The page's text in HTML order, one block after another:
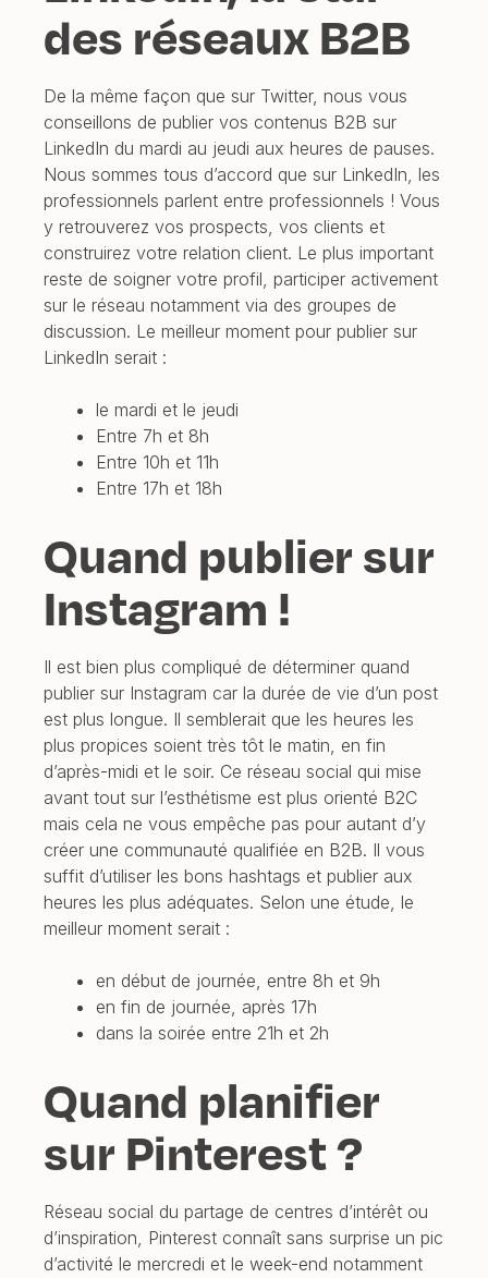
des réseaux B2B
De la même façon que sur Twitter, nous vous
conseillons de publier vos contenus B2B sur
LinkedIn du mardi au jeudi aux heures de pauses.
Nous sommes tous d’accord que sur LinkedIn, les
professionnels parlent entre professionnels ! Vous
y retrouverez vos prospects, vos clients et
construirez votre relation client. Le plus important
reste de soigner votre profil, participer activement
sur le réseau notamment via des groupes de
discussion. Le meilleur moment pour publier sur
LinkedIn serait :
le mardi et le jeudi
Entre 7h et 8h
Entre 10h et 11h
Entre 17h et 18h
Quand publier sur
Instagram !
Il est bien plus compliqué de déterminer quand
publier sur Instagram car la durée de vie d’un post
est plus longue. Il semblerait que les heures les
plus propices soient très tôt le matin, en fin
d’après-midi et le soir. Ce réseau social qui mise
avant tout sur l’esthétisme est plus orienté B2C
mais cela ne vous empêche pas pour autant d’y
créer une communauté qualifiée en B2B. Il vous
suffit d’utiliser les bons hashtags et publier aux
heures les plus adéquates. Selon une étude, le
meilleur moment serait :
en début de journée, entre 8h et 9h
en fin de journée, après 17h
dans la soirée entre 21h et 2h
Quand planifier
sur Pinterest ?
Réseau social du partage de centres d’intérêt ou
d’inspiration, Pinterest connaît sans surprise un pic
d’activité le mercredi et le week-end notamment